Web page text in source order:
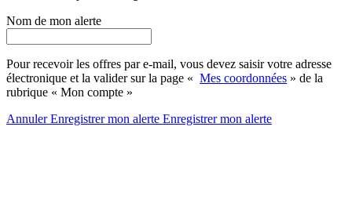
Nom de mon alerte
Pour recevoir les offres par e-mail, vous devez saisir votre adresse
électronique et la valider sur la page « Mes coordonnées » de la
rubrique « Mon compte »
AnnulerEnregistrer mon alerte Enregistrermon alerte